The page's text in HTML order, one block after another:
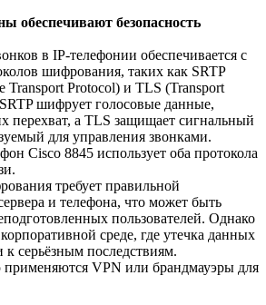
обеспечивают безопасность
в IP-телефонии обеспечивается с
шифрования, таких как SRTP
Transport Protocol) и TLS (Transport
шифрует голосовые данные,
перехват, а TLS защищает сигнальный
для управления звонками.
Cisco 8845 использует оба протокола
требует правильной
и телефона, что может быть
пользователей. Однако
среде, где утечка данных
к серьёзным последствиям.
применяются VPN или брандмауэры для